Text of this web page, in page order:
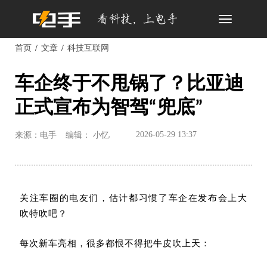
Toggle
首页 文章 科技互联网
车企终于不甩锅了？比亚迪
正式宣布为智驾“兜底”
来源：电手 编辑： 小忆 2026-05-29 13:37
关注车圈的电友们，估计都习惯了车企在发布会上大
吹特吹吧？
每次新车亮相，很多都恨不得把牛皮吹上天：